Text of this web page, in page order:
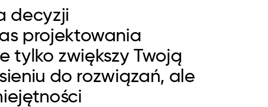
decyzji
projektowania
tylko zwiększy Twoją
do rozwiązań, ale